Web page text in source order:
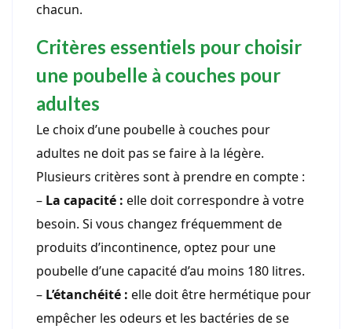
chacun.
Critères essentiels pour choisir
une poubelle à couches pour
adultes
Le choix d’une poubelle à couches pour
adultes ne doit pas se faire à la légère.
Plusieurs critères sont à prendre en compte :
– La capacité : elle doit correspondre à votre
besoin. Si vous changez fréquemment de
produits d’incontinence, optez pour une
poubelle d’une capacité d’au moins 180 litres.
– L’étanchéité : elle doit être hermétique pour
empêcher les odeurs et les bactéries de se